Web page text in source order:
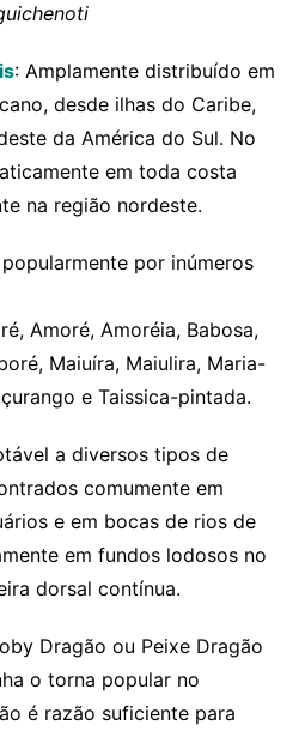
: Amplamente distribuído em
desde ilhas do Caribe,
da América do Sul. No
em toda costa
na região nordeste.
por inúmeros
Amoré, Amoréia, Babosa,
Maiuíra, Maiulira, Maria-
e Taissica-pintada.
a diversos tipos de
comumente em
e em bocas de rios de
em fundos lodosos no
dorsal contínua.
Dragão ou Peixe Dragão
o torna popular no
é razão suficiente para